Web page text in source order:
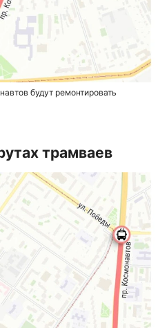
будут ремонтировать
трамваев